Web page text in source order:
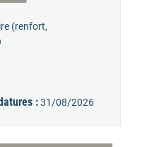
(renfort,
:31/08/2026